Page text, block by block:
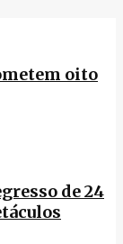
oito
de 24